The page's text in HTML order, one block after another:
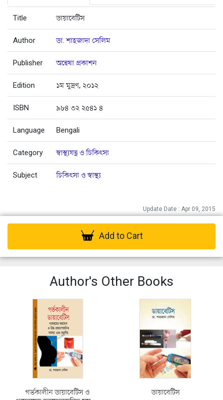
Title ডায়াবেটিস
Author ডা. শাহজাদা সেলিম
Publisher অন্বেষা প্রকাশন
Edition ১ম মুদ্রণ, ২০১২
ISBN ৯৮৪ ৩২ ২৫৪১ ৪
Language Bengali
Category স্বাস্থ্যযত্ন ও চিকিৎসা
Subject চিকিৎসা ও স্বাস্থ্য
Update Date : Apr 09, 2015
Add to Cart
Author's Other Books
গর্ভকালীন ডায়াবেটিস ও
ডায়াবেটিস